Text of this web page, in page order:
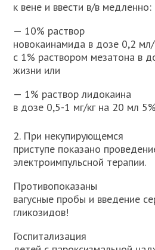
к вене и ввести в/в медленно:
— 10% раствор
новокаинамида в дозе 0,2 мл/
с 1% ра­створом мезатона в
жизни или
— 1% раствор лидокаина
в дозе 0,5-1 мг/кг на 20 мл
2. При некупирующемся
приступе показано
электро­импульсной терапии.
Противопоказаны
вагусные пробы и введение
гликозидов!
Госпитализация